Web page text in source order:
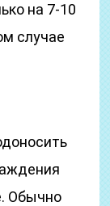
на 7-10
случае
Обычно